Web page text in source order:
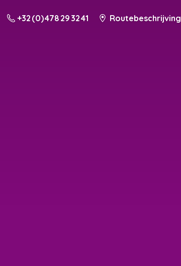
+32 (0) 478 29 32 41 Routebeschrijving